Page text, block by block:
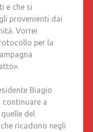
e che si
provenienti dai
Vorrei
per la
Biagio
a
del
ricadono negli